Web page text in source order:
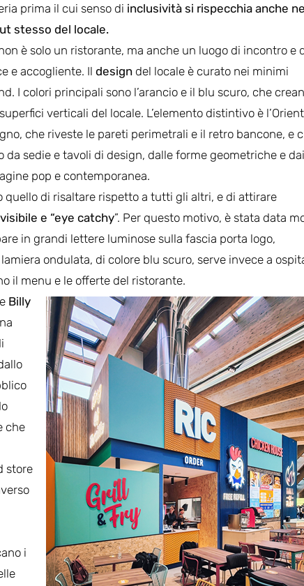
prima il cui senso di inclusività si rispecchia anche
stesso del locale.
è solo un ristorante, ma anche un luogo di incontro e
e accogliente. Il design del locale è curato nei minimi
I colori principali sono l’arancio e il blu scuro, che
verticali del locale. L’elemento distintivo è
che riveste le pareti perimetrali e il retro bancone, e
da sedie e tavoli di design, dalle forme geometriche e dai
pop e contemporanea.
quello di risaltare rispetto a tutti gli altri, e di attirare
e “eye catchy”. Per questo motivo, è stata data
in grandi lettere luminose sulla fascia porta logo,
ondulata, di colore blu scuro, serve invece a
il menu e le offerte del ristorante.
Billy
che
store
i